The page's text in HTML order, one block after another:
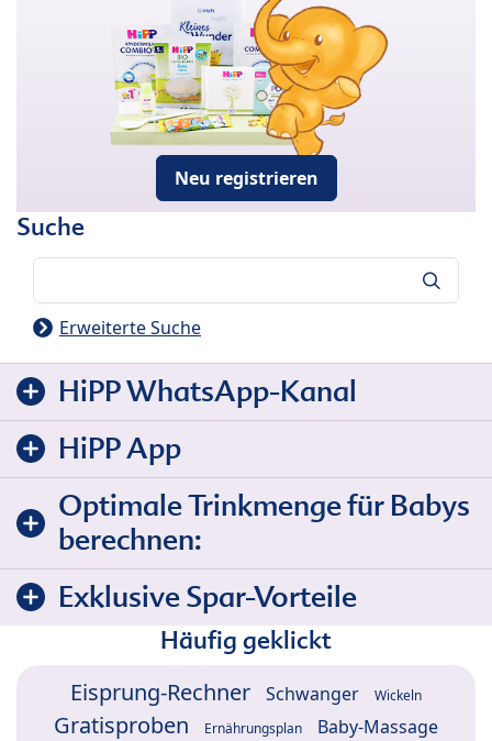
Neu registrieren
Suche
Erweiterte Suche
HiPP WhatsApp-Kanal
HiPP App
Optimale Trinkmenge für Babys
berechnen:
Exklusive Spar-Vorteile
Häufig geklickt
Eisprung-Rechner Schwanger Wickeln
Gratisproben Ernährungsplan Baby-Massage